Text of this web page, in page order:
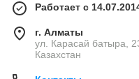
Работает с
г. Алматы
ул. Карасай батыра,
Казахстан